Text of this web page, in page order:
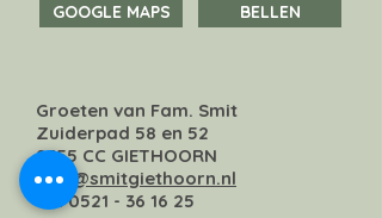
GOOGLE MAPS BELLEN
Groeten van Fam. Smit
Zuiderpad 58 en 52
8355 CC GIETHOORN
info@smitgiethoorn.nl
tel. 0521 - 36 16 25